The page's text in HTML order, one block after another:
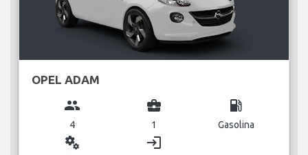
OPEL ADAM
group
4
business_center
1
local_gas_station
Gasolina
miscellaneous_services login